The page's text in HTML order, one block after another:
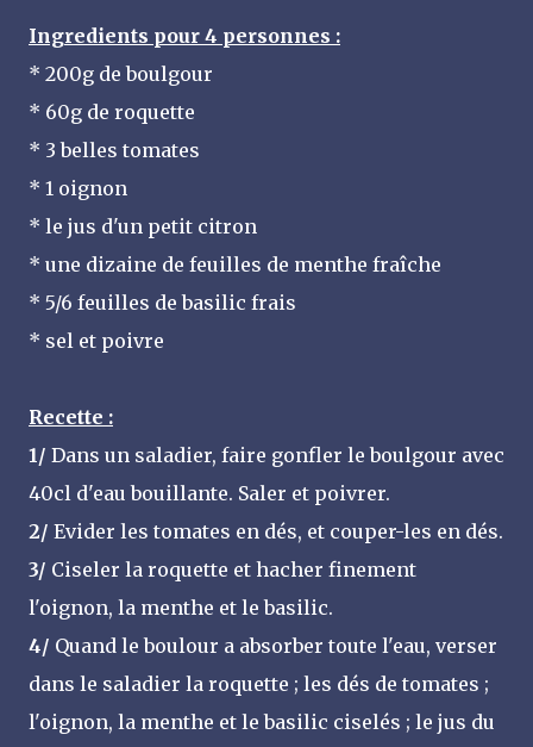
Ingredients pour 4 personnes :
* 200g de boulgour
* 60g de roquette
* 3 belles tomates
* 1 oignon
* le jus d'un petit citron
* une dizaine de feuilles de menthe fraîche
* 5/6 feuilles de basilic frais
* sel et poivre
Recette :
1/ Dans un saladier, faire gonfler le boulgour avec
40cl d'eau bouillante. Saler et poivrer.
2/ Evider les tomates en dés, et couper-les en dés.
3/ Ciseler la roquette et hacher finement
l'oignon, la menthe et le basilic.
4/ Quand le boulour a absorber toute l'eau, verser
dans le saladier la roquette ; les dés de tomates ;
l'oignon, la menthe et le basilic ciselés ; le jus du